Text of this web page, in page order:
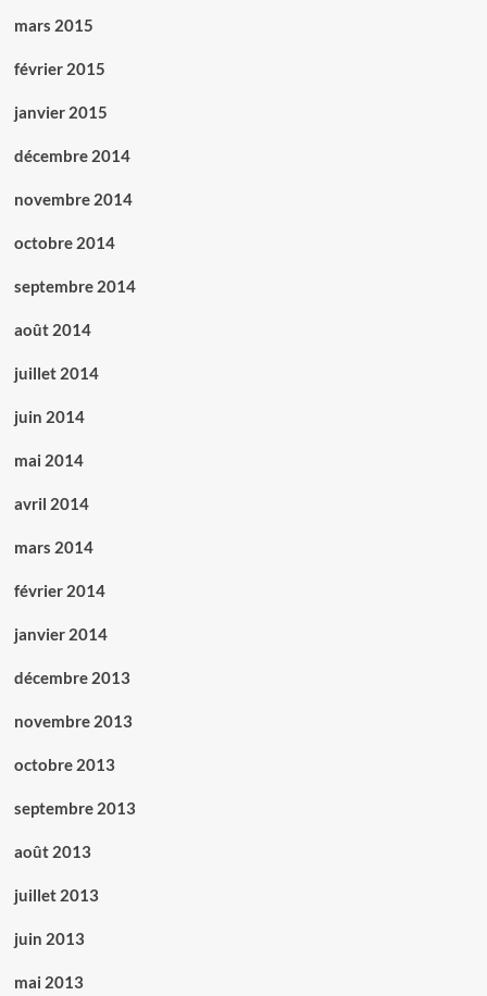
mars 2015
février 2015
janvier 2015
décembre 2014
novembre 2014
octobre 2014
septembre 2014
août 2014
juillet 2014
juin 2014
mai 2014
avril 2014
mars 2014
février 2014
janvier 2014
décembre 2013
novembre 2013
octobre 2013
septembre 2013
août 2013
juillet 2013
juin 2013
mai 2013